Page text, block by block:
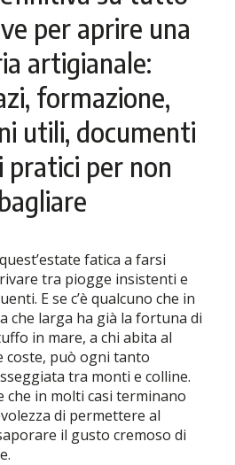
per aprire una
artigianale:
formazione,
utili, documenti
pratici per non
fatica a farsi
tra piogge insistenti e
E se c’è qualcuno che in
che larga ha già la fortuna di
in mare, a chi abita al
coste, può ogni tanto
tra monti e colline.
che in molti casi terminano
di permettere al
il gusto cremoso di